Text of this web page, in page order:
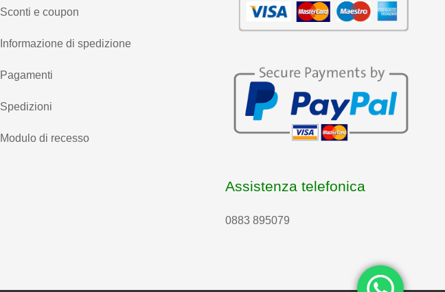
Sconti e coupon
Informazione di spedizione
Pagamenti
Spedizioni
Modulo di recesso
Assistenza telefonica
0883 895079